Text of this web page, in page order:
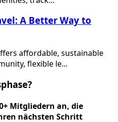
A Better Way to
affordable, sustainable
flexible le...
Mitgliedern an, die
nächsten Schritt